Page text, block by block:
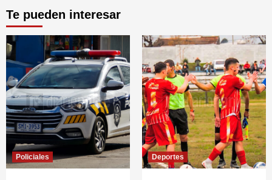
Te pueden interesar
Policiales Deportes